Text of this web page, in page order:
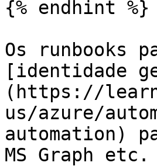
{% endhint %}
Os runbooks
[identidade
(https://
us/azure/
automation)
MS Graph etc.